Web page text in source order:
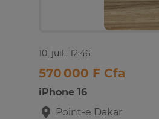
10. juil., 12:46
570 000 F Cfa
iPhone 16
Point-e Dakar